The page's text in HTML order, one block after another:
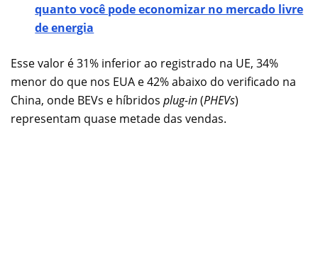
quanto você pode economizar no mercado livre
de energia
Esse valor é 31% inferior ao registrado na UE, 34%
menor do que nos EUA e 42% abaixo do verificado na
China, onde BEVs e híbridos plug-in(PHEVs)
representam quase metade das vendas.